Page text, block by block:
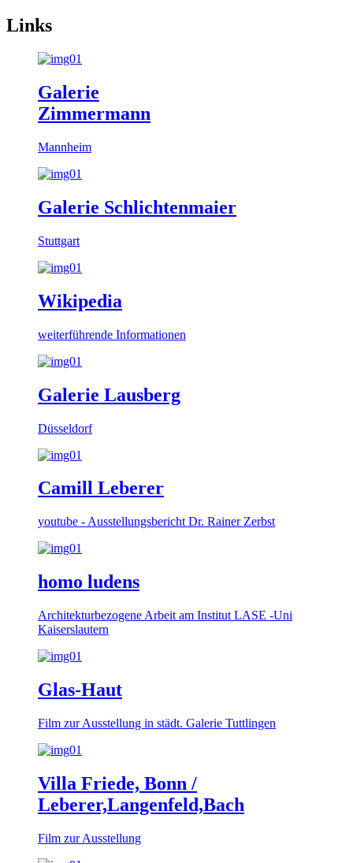
Links
Galerie
Zimmermann
Mannheim
Galerie Schlichtenmaier
Stuttgart
Wikipedia
weiterführende Informationen
Galerie Lausberg
Düsseldorf
Camill Leberer
youtube - Ausstellungsbericht Dr. Rainer Zerbst
homo ludens
Architekturbezogene Arbeit am Institut LASE -Uni
Kaiserslautern
Glas-Haut
Film zur Ausstellung in städt. Galerie Tuttlingen
Villa Friede, Bonn /
Leberer,Langenfeld,Bach
Film zur Ausstellung